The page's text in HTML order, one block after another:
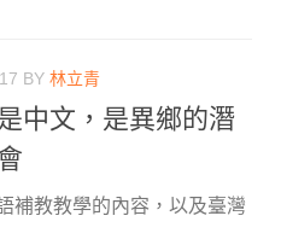
BY 林立青
中文，是異鄉的潛
補教教學的內容，以及臺灣